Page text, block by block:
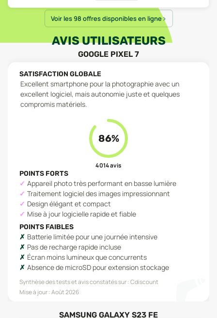
Voir les 98 offres disponibles en ligne
AVIS UTILISATEURS
GOOGLE PIXEL 7
SATISFACTION GLOBALE
Excellent smartphone pour la photographie avec un
excellent logiciel, mais autonomie juste et quelques
compromis matériels.
86%
4 014avis
POINTS FORTS
Appareil photo très performant en basse lumière
Traitement logiciel des images impressionnant
Design élégant et compact
Mise à jour logicielle rapide et fiable
POINTS FAIBLES
Batterie limitée pour une journée intensive
Pas de recharge rapide incluse
Écran moins lumineux que concurrents
Absence de microSD pour extension stockage
Synthèse des tests et avis constatés sur :Cdiscount
Mise à jour :Août 2026
SAMSUNG GALAXY S23 FE